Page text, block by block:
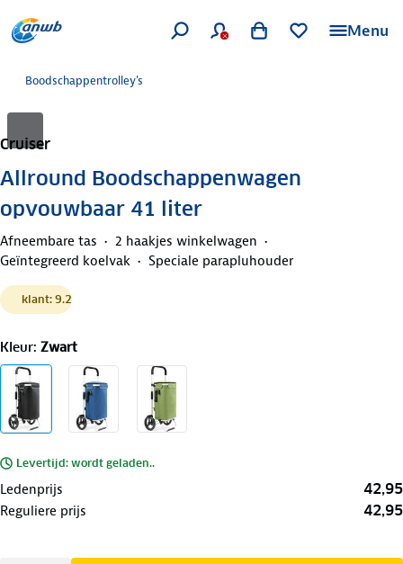
Menu
Boodschappentrolley's
Cruiser
Allround Boodschappenwagen
opvouwbaar 41 liter
Afneembare tas
2 haakjes winkelwagen
Geïntegreerd koelvak
Speciale parapluhouder
klant: 9.2
Kleur: Zwart
Levertijd: wordt geladen..
Ledenprijs 42,95
Reguliere prijs 42,95